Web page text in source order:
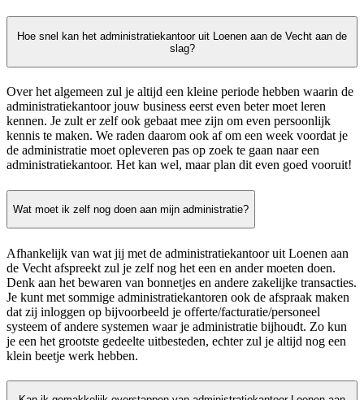
Hoe snel kan het administratiekantoor uit Loenen aan de Vecht aan de
slag?
Over het algemeen zul je altijd een kleine periode hebben waarin de
administratiekantoor jouw business eerst even beter moet leren
kennen. Je zult er zelf ook gebaat mee zijn om even persoonlijk
kennis te maken. We raden daarom ook af om een week voordat je
de administratie moet opleveren pas op zoek te gaan naar een
administratiekantoor. Het kan wel, maar plan dit even goed vooruit!
Wat moet ik zelf nog doen aan mijn administratie?
Afhankelijk van wat jij met de administratiekantoor uit Loenen aan
de Vecht afspreekt zul je zelf nog het een en ander moeten doen.
Denk aan het bewaren van bonnetjes en andere zakelijke transacties.
Je kunt met sommige administratiekantoren ook de afspraak maken
dat zij inloggen op bijvoorbeeld je offerte/facturatie/personeel
systeem of andere systemen waar je administratie bijhoudt. Zo kun
je een het grootste gedeelte uitbesteden, echter zul je altijd nog een
klein beetje werk hebben.